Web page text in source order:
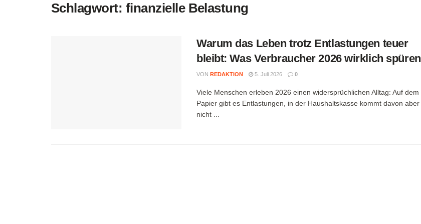
Schlagwort: finanzielle Belastung
Warum das Leben trotz Entlastungen teuer
bleibt: Was Verbraucher 2026 wirklich spüren
VON REDAKTION 5. Juli 2026 0
Viele Menschen erleben 2026 einen widersprüchlichen Alltag: Auf dem
Papier gibt es Entlastungen, in der Haushaltskasse kommt davon aber
nicht ...